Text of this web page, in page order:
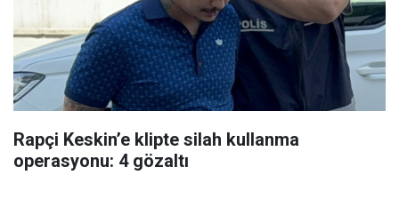
Rapçi Keskin’e klipte silah kullanma
operasyonu: 4 gözaltı